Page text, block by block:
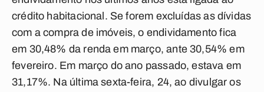
crédito habitacional. Se forem excluídas as dívidas
com a compra de imóveis, o endividamento fica
em 30,48% da renda em março, ante 30,54% em
fevereiro. Em março do ano passado, estava em
31,17%. Na última sexta-feira, 24, ao divulgar os